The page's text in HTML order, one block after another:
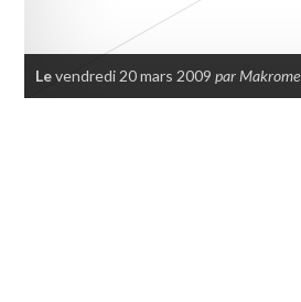
Levendredi 20 mars 2009 par Makrome